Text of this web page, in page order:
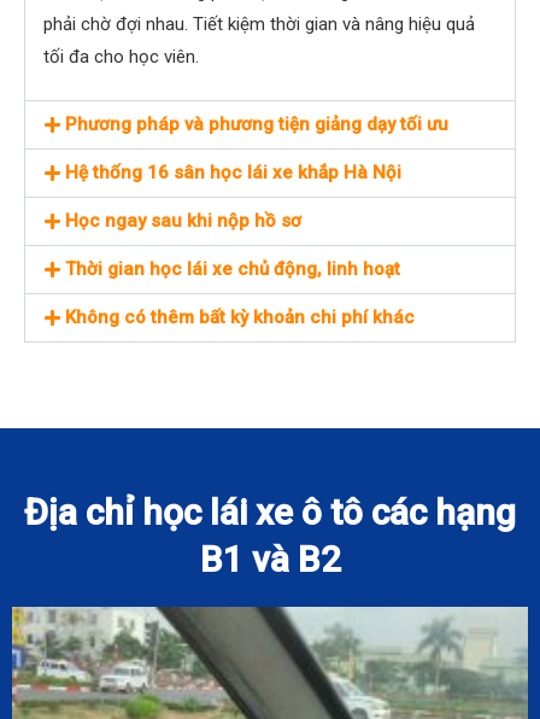
phải chờ đợi nhau. Tiết kiệm thời gian và nâng hiệu quả
tối đa cho học viên.
Phương pháp và phương tiện giảng dạy tối ưu
Hệ thống 16 sân học lái xe khắp Hà Nội
Học ngay sau khi nộp hồ sơ
Thời gian học lái xe chủ động, linh hoạt
Không có thêm bất kỳ khoản chi phí khác
Địa chỉ học lái xe ô tô các hạng
B1 và B2